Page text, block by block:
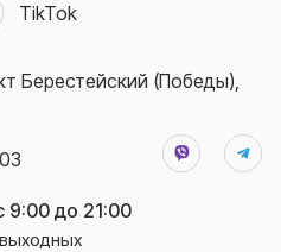
TikTok
Берестейский (Победы),
9:00 до 21:00